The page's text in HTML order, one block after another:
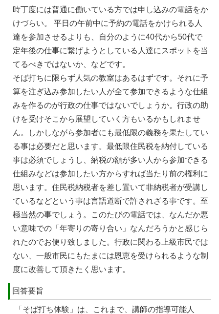
時丁度には普通に働いている方では申し込みの電話をか
けづらい。 平日の午前中に予約の電話をかけられる人
達を参加させるよりも、自分のように40代から50代で
定年後の仕事に繋げようとしている人達にスポットを当
てるべきではないか、などです。
そば打ちに限らず人気の教室はあるはずです。それに予
算を注ぎ込み参加したい人が全て参加できるような仕組
みを作るのが行政の仕事ではないでしょうか。行政の助
けを受けそこから展望していく方もいるかもしれませ
ん。しかしながら参加者にも最低限の義務を果たしてい
る事は必要だと思います。最低限住民税を納付している
事は必須でしょうし、納税の額が多い人から参加できる
仕組みなどは参加したい方からすれば当たり前の権利に
思います。住民税納税者を差し置いて非納税者が受講し
ているなどという事は言語道断で許されざる事です。至
極当然の事でしょう。このたびの電話では、なんだか悪
い意味での「年寄りの寄り合い」なんだろうかと感じら
れたのでお便り致しました。行政に関わる上級市民では
ない、一般市民にもたまには恩恵を受けられるような制
度に改善して頂きたく思います。
回答要旨
「そば打ち体験」は、これまで、講師の指導可能人